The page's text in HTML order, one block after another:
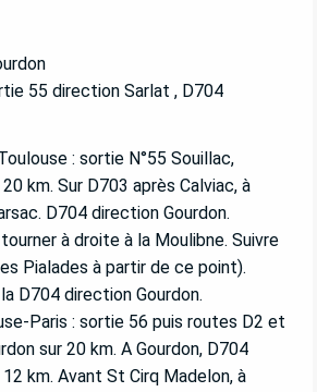
55 direction Sarlat , D704
: sortie N°55 Souillac,
km. Sur D703 après Calviac, à
D704 direction Gourdon.
à droite à la Moulibne. Suivre
Pialades à partir de ce point).
D704 direction Gourdon.
Paris : sortie 56 puis routes D2 et
sur 20 km. A Gourdon, D704
km. Avant St Cirq Madelon, à